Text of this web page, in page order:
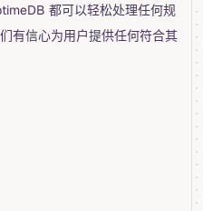
都可以轻松处理任何规
有信心为用户提供任何符合其